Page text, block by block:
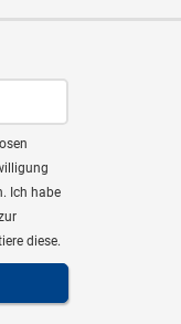
Ich habe
diese.